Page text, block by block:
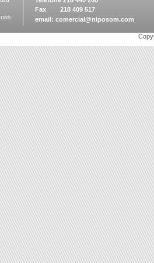
Fax 218 409 517
email: comercial@niposom.com